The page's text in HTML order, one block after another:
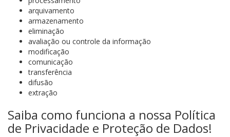
arquivamento
armazenamento
eliminação
avaliação ou controle da informação
modificação
comunicação
transferência
difusão
extração
Saiba como funciona a nossa Política
de Privacidade e Proteção de Dados!